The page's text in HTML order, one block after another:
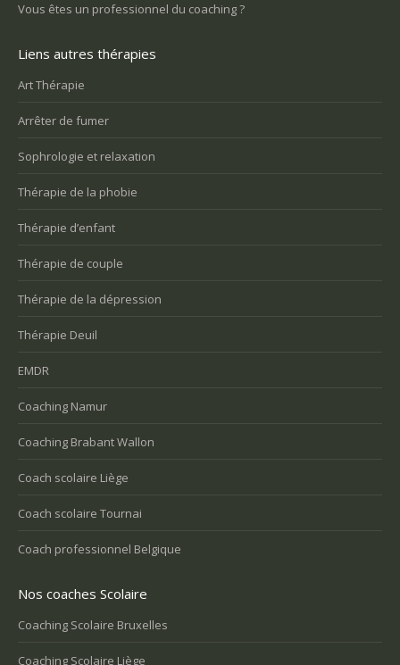
Vous êtes un professionnel du coaching ?
Liens autres thérapies
Art Thérapie
Arrêter de fumer
Sophrologie et relaxation
Thérapie de la phobie
Thérapie d’enfant
Thérapie de couple
Thérapie de la dépression
Thérapie Deuil
EMDR
Coaching Namur
Coaching Brabant Wallon
Coach scolaire Liège
Coach scolaire Tournai
Coach professionnel Belgique
Nos coaches Scolaire
Coaching Scolaire Bruxelles
Coaching Scolaire Liège